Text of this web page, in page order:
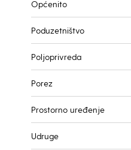
Općenito
Poduzetništvo
Poljoprivreda
Porez
Prostorno uređenje
Udruge